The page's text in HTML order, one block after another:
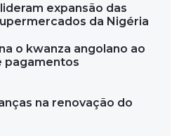
expansão das
da Nigéria
o kwanza angolano ao
pagamentos
na renovação do